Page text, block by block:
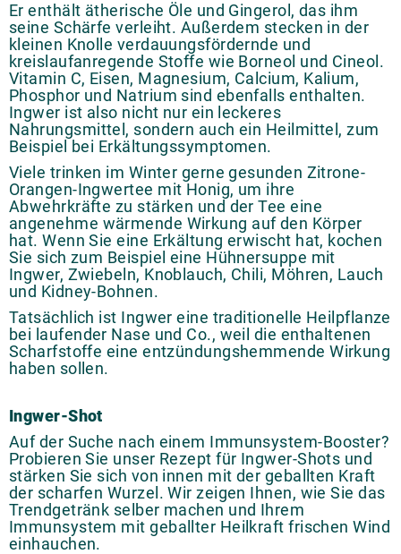
Er enthält ätherische Öle und Gingerol, das ihm
seine Schärfe verleiht. Außerdem stecken in der
kleinen Knolle verdauungsfördernde und
kreislaufanregende Stoffe wie Borneol und Cineol.
Vitamin C, Eisen, Magnesium, Calcium, Kalium,
Phosphor und Natrium sind ebenfalls enthalten.
Ingwer ist also nicht nur ein leckeres
Nahrungsmittel, sondern auch ein Heilmittel, zum
Beispiel bei Erkältungssymptomen.
Viele trinken im Winter gerne gesunden Zitrone-
Orangen-Ingwertee mit Honig, um ihre
Abwehrkräfte zu stärken und der Tee eine
angenehme wärmende Wirkung auf den Körper
hat. Wenn Sie eine Erkältung erwischt hat, kochen
Sie sich zum Beispiel eine Hühnersuppe mit
Ingwer, Zwiebeln, Knoblauch, Chili, Möhren, Lauch
und Kidney-Bohnen.
Tatsächlich ist Ingwer eine traditionelle Heilpflanze
bei laufender Nase und Co., weil die enthaltenen
Scharfstoffe eine entzündungshemmende Wirkung
haben sollen.
Ingwer-Shot
Auf der Suche nach einem Immunsystem-Booster?
Probieren Sie unser Rezept für Ingwer-Shots und
stärken Sie sich von innen mit der geballten Kraft
der scharfen Wurzel. Wir zeigen Ihnen, wie Sie das
Trendgetränk selber machen und Ihrem
Immunsystem mit geballter Heilkraft frischen Wind
einhauchen.